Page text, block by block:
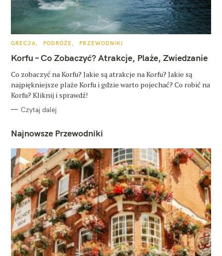
K
T
E
O
R
I
GRECJA PODRÓŻE PRZEWODNIKI
Korfu – Co Zobaczyć? Atrakcje, Plaże, Zwiedzanie
Co zobaczyć na Korfu? Jakie są atrakcje na Korfu? Jakie są
najpiękniejsze plaże Korfu i gdzie warto pojechać? Co robić na
Korfu? Kliknij i sprawdź!
Czytaj dalej
Najnowsze Przewodniki